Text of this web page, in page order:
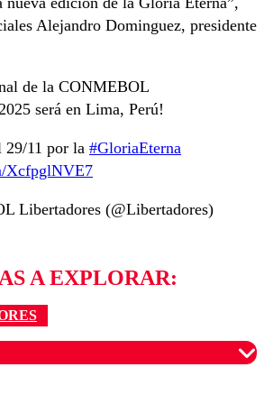
Alejandro Dominguez, presidente
de la CONMEBOL
2025 será en Lima, Perú!
29/11 por la #GloriaEterna
XcfpglNVE7
Libertadores (@Libertadores)
A EXPLORAR: